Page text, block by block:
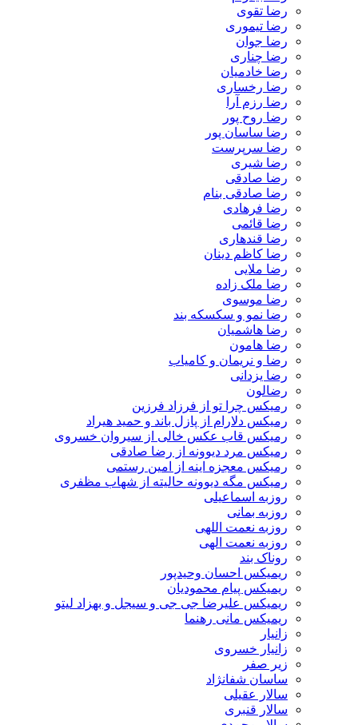
رضا تقوی
رضا تیموری
رضا جوان
رضا چناری
رضا خادمیان
رضا رخساری
رضا رزم آرا
رضا روح پور
رضا ساسان پور
رضا سرپرست
رضا شیری
رضا صادقی
رضا صادقی بنام
رضا فرهادی
رضا قائمی
رضا قندهاری
رضا کاظم دینان
رضا ملایی
رضا ملک زاده
رضا موسوی
رضا نمو و سکسکه بند
رضا هاشمیان
رضا هامون
رضا و نریمان و کامیاب
رضا یزدانی
رضالون
رمیکس چرا تو از فرزاد فرزین
رمیکس دلارام از پازل باند و حمید هیراد
رمیکس قاب عکس خالی از سیروان خسروی
رمیکس مرد دیوونه از رضا صادقی
رمیکس معجزه اینه از امین رستمی
رمیکس مگه دیوونه حالیته از شهاب مظفری
روزبه اسماعیلی
روزبه بمانی
روزبه نعمت اللهی
روزبه نعمت الهی
روناک بند
ریمیکس احسان وحیدپور
ریمیکس پیام محمودیان
ریمیکس علیرضا جی جی و سیجل و بهزاد لیتو
ریمیکس مانی رهنما
زانیار
زانیار خسروی
زیر صفر
ساسان شفانژاد
سالار عقیلی
سالار قنبری